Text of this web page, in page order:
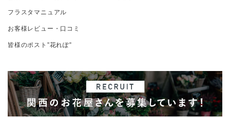
フラスタマニュアル
お客様レビュー・口コミ
皆様のポスト”花れぽ”